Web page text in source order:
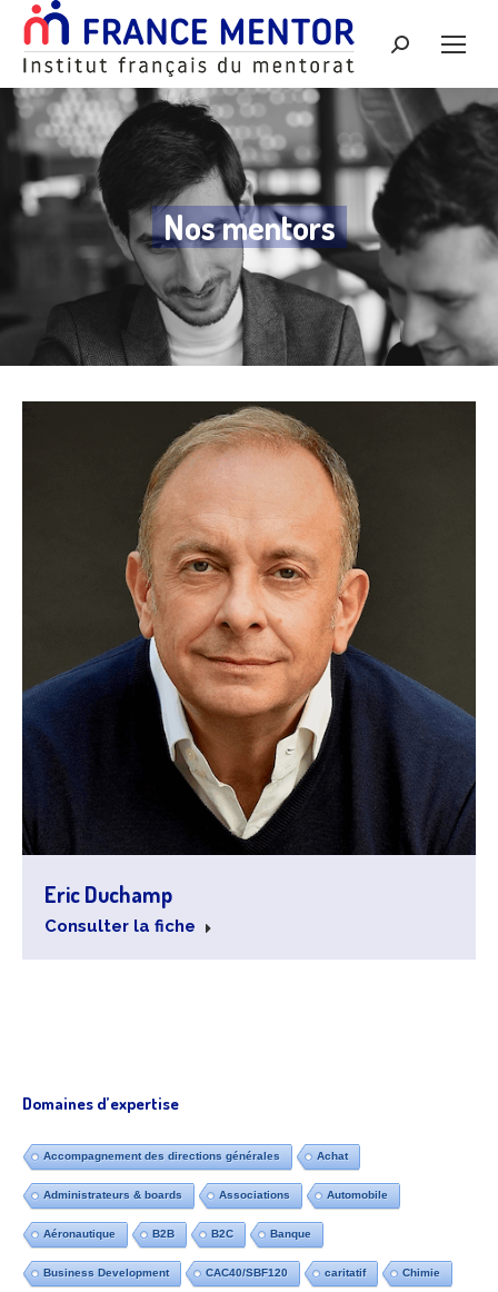
Recherche
:
Nos mentors
Eric Duchamp
Consulter la fiche
Domaines d’expertise
Accompagnement des directions générales Achat
Administrateurs & boards Associations Automobile
Aéronautique B2B B2C Banque
Business Development CAC40/SBF120 caritatif Chimie